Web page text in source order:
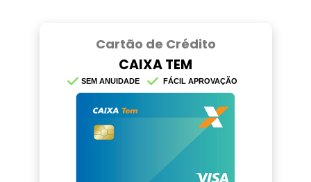
Cartão de Crédito
CAIXA TEM
SEM ANUIDADE FÁCIL APROVAÇÃO